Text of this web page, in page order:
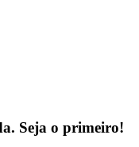
Seja o primeiro!